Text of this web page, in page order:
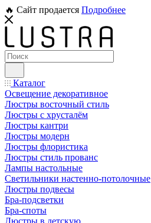
🔥 Сайт продается Подробнее
Каталог
Освещение декоративное
Люстры восточный стиль
Люстры с хрусталём
Люстры кантри
Люстры модерн
Люстры флористика
Люстры стиль прованс
Лампы настольные
Светильники настенно-потолочные
Люстры подвесы
Бра-подсветки
Бра-споты
Люстры в детскую